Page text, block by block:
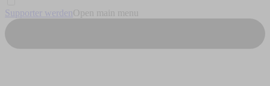
Supporter werden Open main menu